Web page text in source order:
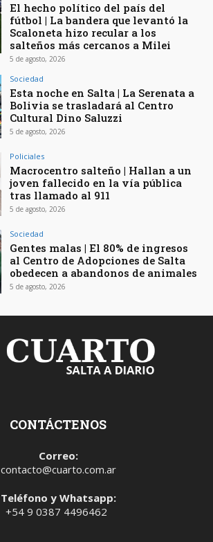
El hecho político del país del
fútbol | La bandera que levantó la
Scaloneta hizo recular a los
salteños más cercanos a Milei
5 de agosto, 2026
Sociedad
Esta noche en Salta | La Serenata a
Bolivia se trasladará al Centro
Cultural Dino Saluzzi
5 de agosto, 2026
Policiales
Macrocentro salteño | Hallan a un
joven fallecido en la vía pública
tras llamado al 911
5 de agosto, 2026
Sociedad
Gentes malas | El 80% de ingresos
al Centro de Adopciones de Salta
obedecen a abandonos de animales
5 de agosto, 2026
CONTÁCTENOS
Correo:
contacto@cuarto.com.ar
Teléfono y Whatsapp:
+54 9 0387 4496462